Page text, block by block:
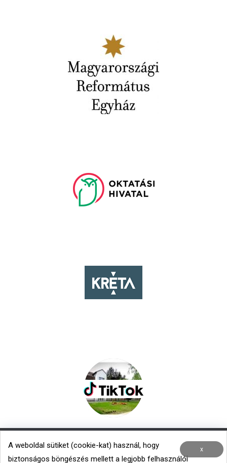
Nemzetközi kapcsolatok | Menza – Heti étlap x
A weboldal sütiket (cookie-kat) használ, hogy
biztonságos böngészés mellett a legjobb felhasználói